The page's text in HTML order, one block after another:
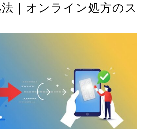
｜オンライン処方のス